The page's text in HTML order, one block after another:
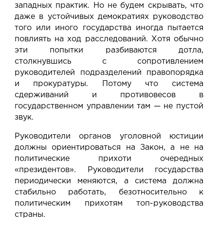
западных практик. Но не будем скрывать, что
даже в устойчивых демократиях руководство
того или иного государства иногда пытается
повлиять на ход расследований. Хотя обычно
эти попытки разбиваются дотла,
столкнувшись с сопротивлением
руководителей подразделений правопорядка
и прокуратуры. Потому что система
сдерживаний и противовесов в
государственном управлении там — не пустой
звук.
Руководители органов уголовной юстиции
должны ориентироваться на Закон, а не на
политические прихоти очередных
«президентов». Руководители государства
периодически меняются, а система должна
стабильно работать, безотносительно к
политическим прихотям топ-руководства
страны.